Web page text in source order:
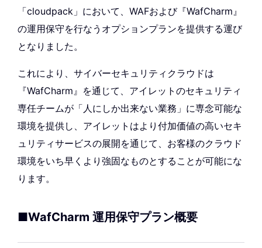
「cloudpack」において、WAFおよび『WafCharm』
の運用保守を行なうオプションプランを提供する運び
となりました。
これにより、サイバーセキュリティクラウドは
『WafCharm』を通じて、アイレットのセキュリティ
専任チームが「人にしか出来ない業務」に専念可能な
環境を提供し、アイレットはより付加価値の高いセキ
ュリティサービスの展開を通じて、お客様のクラウド
環境をいち早くより強固なものとすることが可能にな
ります。
■WafCharm 運用保守プラン概要